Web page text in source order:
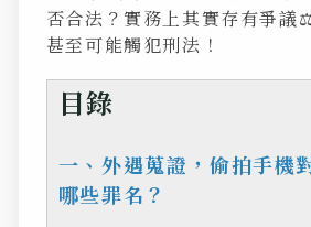
否合法？實務上其實存有爭議
甚至可能觸犯刑法！
目錄
一、外遇蒐證，偷拍手機
哪些罪名？